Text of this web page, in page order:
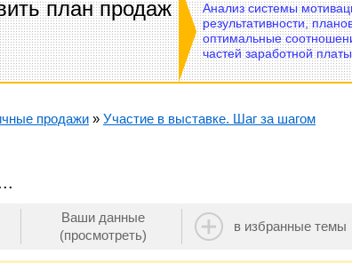
план продаж
Анализ системы
результативности,
оптимальные
частей заработной
продажи » Участие в выставке. Шаг за шагом
Ваши данные
(просмотреть)
в избранные темы